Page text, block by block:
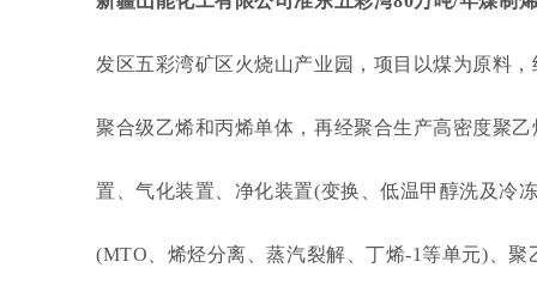
发区五彩湾矿区火烧山产业园，项目以煤为原料
聚合级乙烯和丙烯单体，再经聚合生产高密度聚
置、气化装置、净化装置(变换、低温甲醇洗及冷
(MTO、烯烃分离、蒸汽裂解、丁烯-1等单元)、